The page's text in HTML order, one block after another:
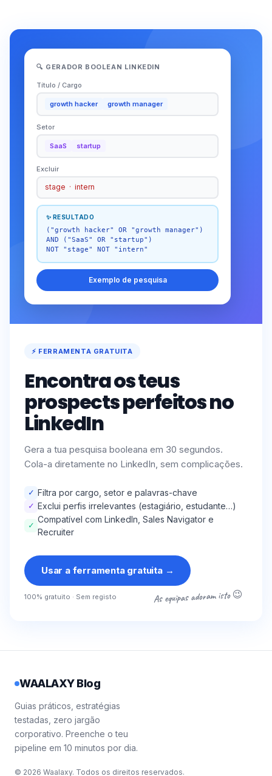
🔍 GERADOR BOOLEAN LINKEDIN
Título / Cargo
growth hacker growth manager
Setor
SaaS startup
Excluir
stage · intern
✨ RESULTADO
("growth hacker" OR "growth manager")
AND ("SaaS" OR "startup")
NOT "stage" NOT "intern"
Exemplo de pesquisa
⚡ FERRAMENTA GRATUITA
Encontra os teus
prospects perfeitos no
LinkedIn
Gera a tua pesquisa booleana em 30 segundos.
Cola-a diretamente no LinkedIn, sem complicações.
✓ Filtra por cargo, setor e palavras-chave
✓ Exclui perfis irrelevantes (estagiário, estudante…)
✓
Compatível com LinkedIn, Sales Navigator e
Recruiter
Usar a ferramenta gratuita→
100% gratuito · Sem registo As equipas adoram isto 😉
WAALAXY Blog
Guias práticos, estratégias
testadas, zero jargão
corporativo. Preenche o teu
pipeline em 10 minutos por dia.
© 2026 Waalaxy. Todos os direitos reservados.